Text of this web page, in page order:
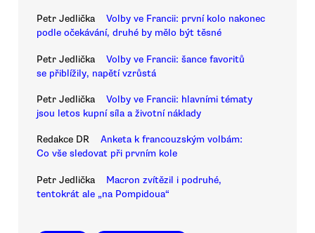
Petr Jedlička
Volby ve Francii: první kolo nakonec
podle očekávání, druhé by mělo být těsné
Petr Jedlička
Volby ve Francii: šance favoritů
se přiblížily, napětí vzrůstá
Petr Jedlička
Volby ve Francii: hlavními tématy
jsou letos kupní síla a životní náklady
Redakce DR
Anketa k francouzským volbám:
Co vše sledovat při prvním kole
Petr Jedlička
Macron zvítězil i podruhé,
tentokrát ale „na Pompidoua“